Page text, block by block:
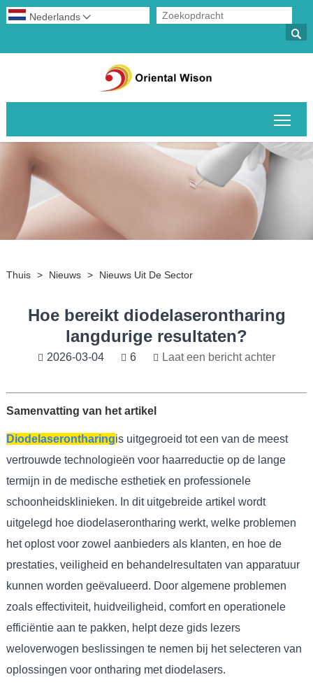

Nederlands 
Thuis > Nieuws > Nieuws Uit De Sector
Hoe bereikt diodelaserontharing
langdurige resultaten?
2026-03-04 6 Laat een bericht achter
Samenvatting van het artikel
Diodelaserontharingis uitgegroeid tot een van de meest
vertrouwde technologieën voor haarreductie op de lange
termijn in de medische esthetiek en professionele
schoonheidsklinieken. In dit uitgebreide artikel wordt
uitgelegd hoe diodelaserontharing werkt, welke problemen
het oplost voor zowel aanbieders als klanten, en hoe de
prestaties, veiligheid en behandelresultaten van apparatuur
kunnen worden geëvalueerd. Door algemene problemen
zoals effectiviteit, huidveiligheid, comfort en operationele
efficiëntie aan te pakken, helpt deze gids lezers
weloverwogen beslissingen te nemen bij het selecteren van
oplossingen voor ontharing met diodelasers.